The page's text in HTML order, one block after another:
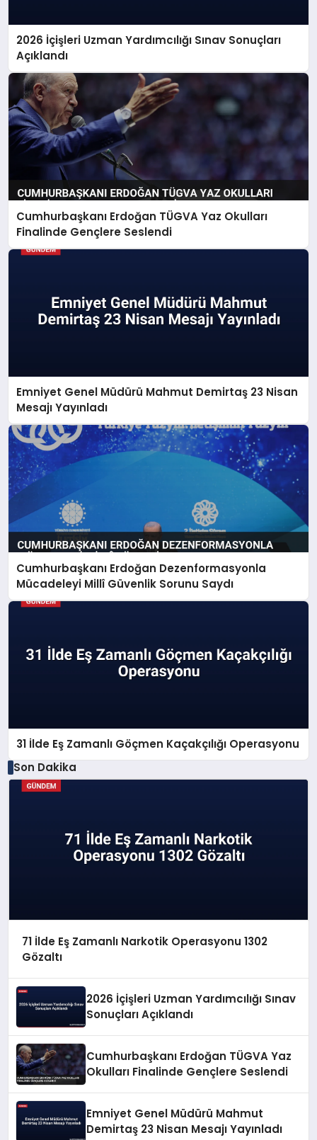
2026 İçişleri Uzman Yardımcılığı Sınav Sonuçları
Açıklandı
Cumhurbaşkanı Erdoğan TÜGVA Yaz Okulları
Finalinde Gençlere Seslendi
Emniyet Genel Müdürü Mahmut Demirtaş 23 Nisan
Mesajı Yayınladı
Cumhurbaşkanı Erdoğan Dezenformasyonla
Mücadeleyi Millî Güvenlik Sorunu Saydı
31 İlde Eş Zamanlı Göçmen Kaçakçılığı Operasyonu
Son Dakika
71 İlde Eş Zamanlı Narkotik Operasyonu 1302
Gözaltı
2026 İçişleri Uzman Yardımcılığı Sınav
Sonuçları Açıklandı
Cumhurbaşkanı Erdoğan TÜGVA Yaz
Okulları Finalinde Gençlere Seslendi
Emniyet Genel Müdürü Mahmut
Demirtaş 23 Nisan Mesajı Yayınladı